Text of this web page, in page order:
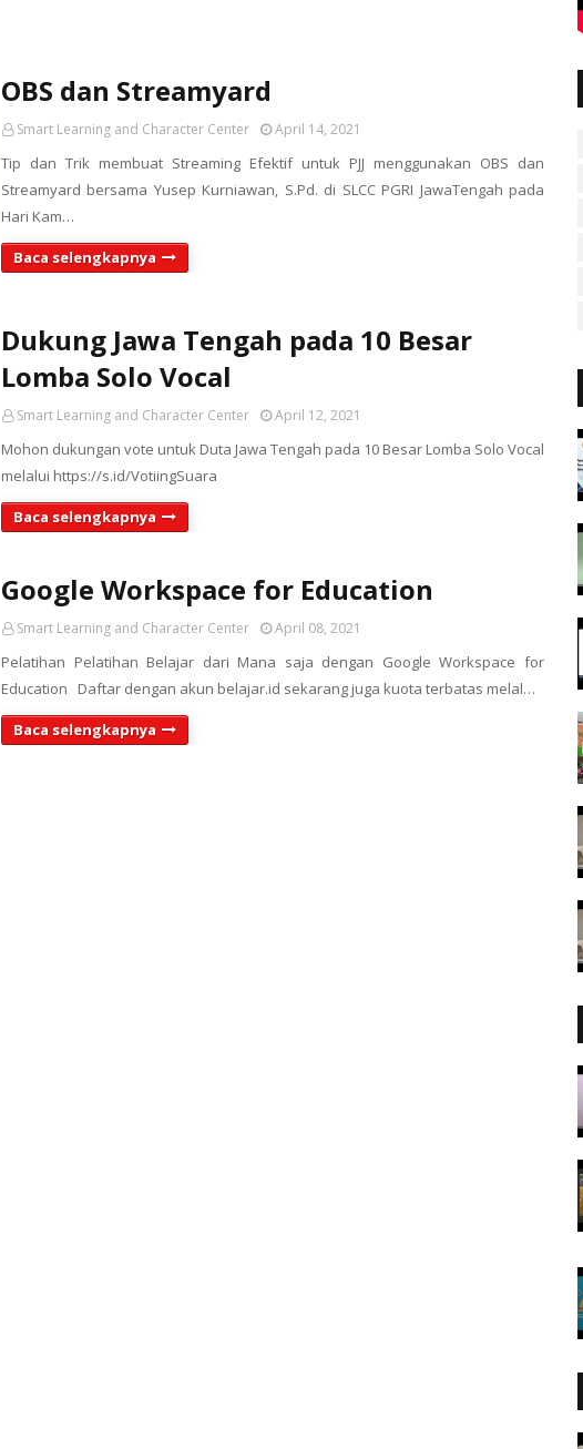
OBS dan Streamyard
Smart Learning and Character Center April 14, 2021
Tip dan Trik membuat Streaming Efektif untuk PJJ menggunakan OBS dan
Streamyard bersama Yusep Kurniawan, S.Pd. di SLCC PGRI JawaTengah pada
Hari Kam…
Baca selengkapnya
Dukung Jawa Tengah pada 10 Besar
Lomba Solo Vocal
Smart Learning and Character Center April 12, 2021
Mohon dukungan vote untuk Duta Jawa Tengah pada 10 Besar Lomba Solo Vocal
melalui https://s.id/VotiingSuara
Baca selengkapnya
Google Workspace for Education
Smart Learning and Character Center April 08, 2021
Pelatihan Pelatihan Belajar dari Mana saja dengan Google Workspace for
Education Daftar dengan akun belajar.id sekarang juga kuota terbatas melal…
Baca selengkapnya